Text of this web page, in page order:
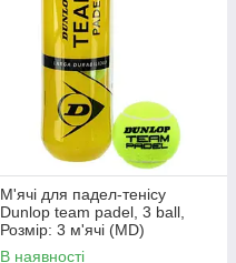
М'ячі для падел-тенісу
Dunlop team padel, 3 ball,
Розмір: 3 м'ячі (MD)
В наявності